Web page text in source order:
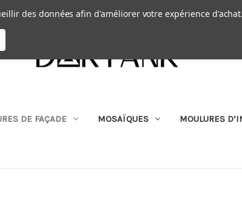
| RECHERCHER
DE FAÇADE MOSAÏQUES MOULURES
des données afin d'améliorer votre expérience